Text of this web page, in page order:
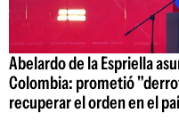
Abelardo de la Espriella
Colombia: prometió
recuperar el orden en el